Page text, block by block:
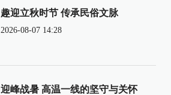
趣迎立秋时节 传承民俗文脉
2026-08-07 14:28
迎峰战暑 高温一线的坚守与关怀